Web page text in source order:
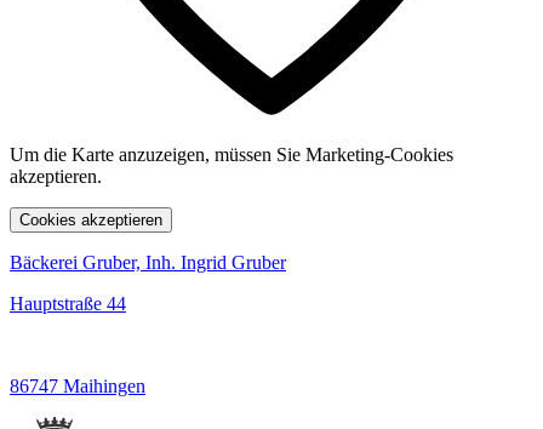
Um die Karte anzuzeigen, müssen Sie Marketing-Cookies
akzeptieren.
Cookies akzeptieren
Bäckerei Gruber, Inh. Ingrid Gruber
Hauptstraße 44
86747 Maihingen